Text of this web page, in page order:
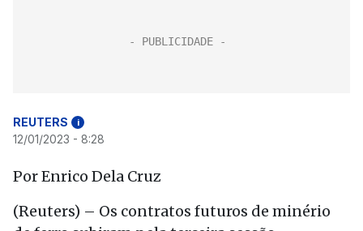
REUTERS i
12/01/2023 - 8:28
Por Enrico Dela Cruz
(Reuters) – Os contratos futuros de minério